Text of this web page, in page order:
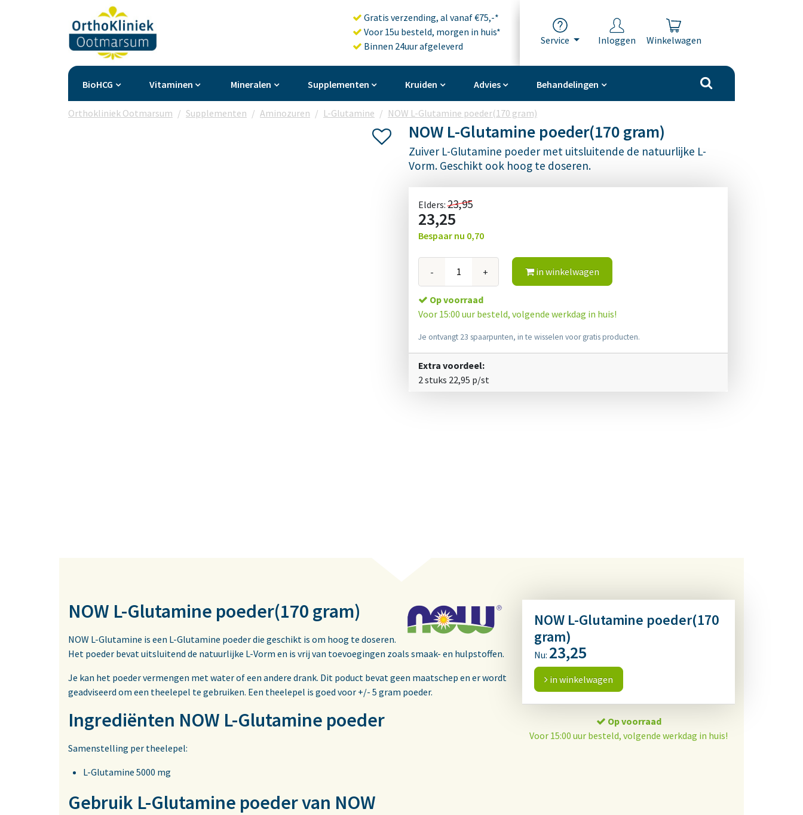
Service Inloggen Winkelwagen
Gratis verzending, al vanaf €75,-*
Voor 15u besteld, morgen in huis*
Binnen 24uur afgeleverd
BioHCG Vitaminen Mineralen Supplementen Kruiden Advies Behandelingen
Orthokliniek Ootmarsum Supplementen Aminozuren L-Glutamine NOW L-Glutamine poeder(170 gram)
NOW L-Glutamine poeder(170 gram)
Zuiver L-Glutamine poeder met uitsluitende de natuurlijke L-
Vorm. Geschikt ook hoog te doseren.
Elders:23,95
23,25
Bespaar nu 0,70
- + in winkelwagen
Op voorraad
Voor 15:00 uur besteld, volgende werkdag in huis!
Je ontvangt 23 spaarpunten, in te wisselen voor gratis producten.
Extra voordeel:
2 stuks 22,95 p/st
NOW L-Glutamine poeder(170 gram)
NOW L-Glutamine is een L-Glutamine poeder die geschikt is om hoog te doseren.
Het poeder bevat uitsluitend de natuurlijke L-Vorm en is vrij van toevoegingen zoals smaak- en hulpstoffen.
Je kan het poeder vermengen met water of een andere drank. Dit poduct bevat geen maatschep en er wordt
geadviseerd om een theelepel te gebruiken. Een theelepel is goed voor +/- 5 gram poeder.
Ingrediënten NOW L-Glutamine poeder
Samenstelling per theelepel:
L-Glutamine 5000 mg
Gebruik L-Glutamine poeder van NOW
NOW L-Glutamine poeder(170
gram)
Nu: 23,25
in winkelwagen
Op voorraad
Voor 15:00 uur besteld, volgende werkdag in huis!